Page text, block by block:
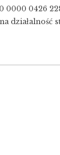
0000 0426
działalność